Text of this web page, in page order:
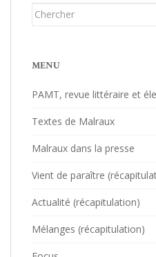
Chercher...
MENU
PAMT, revue littéraire et
Textes de Malraux
Malraux dans la presse
Vient de paraître
Actualité (récapitulation)
Mélanges (récapitulation)